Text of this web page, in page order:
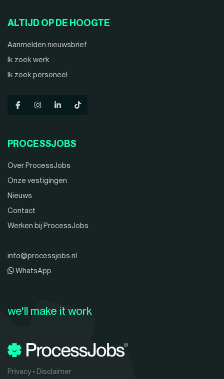
ALTIJD OP DE HOOGTE
Aanmelden nieuwsbrief
Ik zoek werk
Ik zoek personeel
PROCESSJOBS
Over ProcessJobs
Onze vestigingen
Nieuws
Contact
Werken bij ProcessJobs
info@processjobs.nl
WhatsApp
Privacy• Disclaimer
we'll make it work